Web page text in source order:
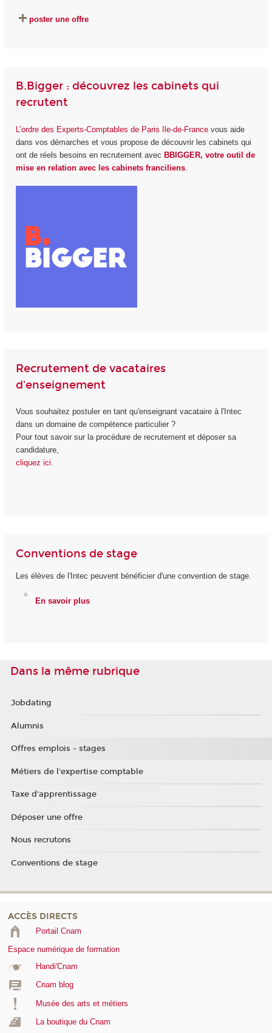
poster une offre
B.Bigger : découvrez les cabinets qui
recrutent
L’ordre des Experts-Comptables de Paris Ile-de-Francevous aide
dans vos démarches et vous propose de découvrir les cabinets qui
ont de réels besoins en recrutement avec BBIGGER, votre outil de
mise en relation avec les cabinets franciliens.
Recrutement de vacataires
d'enseignement
Vous souhaitez postuler en tant qu'enseignant vacataire à l'Intec
dans un domaine de compétence particulier ?
Pour tout savoir sur la procédure de recrutement et déposer sa
candidature,
cliquez ici.
Conventions de stage
Les élèves de l'Intec peuvent bénéficier d'une convention de stage.
En savoir plus
Dans la même rubrique
Jobdating
Alumnis
Offres emplois - stages
Métiers de l'expertise comptable
Taxe d'apprentissage
Déposer une offre
Nous recrutons
Conventions de stage
ACCÈS DIRECTS
Portail Cnam
Espace numérique de formation
Handi'Cnam
Cnam blog
Musée des arts et métiers
La boutique du Cnam